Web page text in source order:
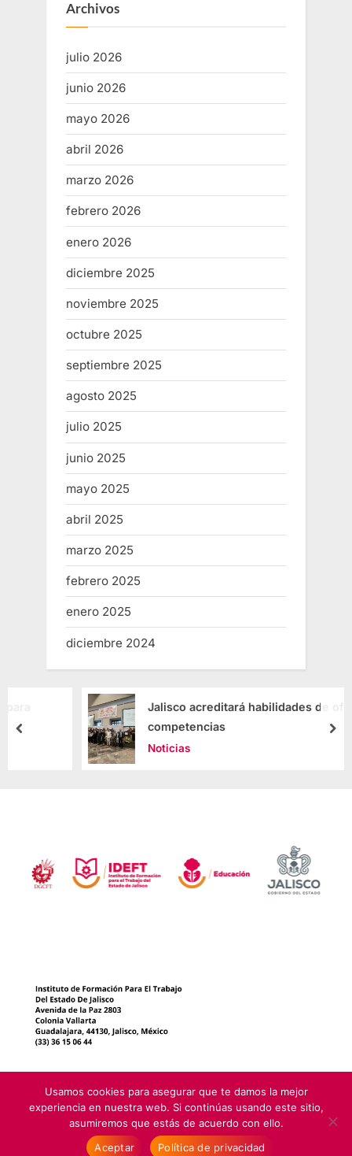
Archivos
julio 2026
junio 2026
mayo 2026
abril 2026
marzo 2026
febrero 2026
enero 2026
diciembre 2025
noviembre 2025
octubre 2025
septiembre 2025
agosto 2025
julio 2025
junio 2025
mayo 2025
abril 2025
marzo 2025
febrero 2025
enero 2025
diciembre 2024
Jalisco acreditará habilidades de oficios por
competencias
Noticias
Instituto de Formación para el Trabajo del Estado de Jalisco 1999-
2025
Usamos cookies para asegurar que te damos la mejor
experiencia en nuestra web. Si continúas usando este sitio,
asumiremos que estás de acuerdo con ello.
Aceptar
Política de privacidad